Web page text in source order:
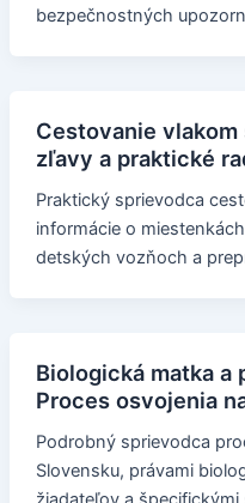
bezpečnostných
Cestovanie
zľavy a praktické
Praktický sprievodca
informácie o
detských vozňoch a
Biologická matka a
Proces osvojenia
Podrobný sprievodca
Slovensku, právami